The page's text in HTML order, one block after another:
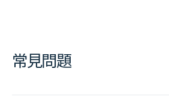
常見問題